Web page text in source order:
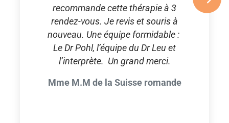
recommande cette thérapie à 3
rendez-vous. Je revis et souris à
nouveau. Une équipe formidable :
Le Dr Pohl, l’équipe du Dr Leu et
l’interprète. Un grand merci.
Mme M.M de la Suisse romande